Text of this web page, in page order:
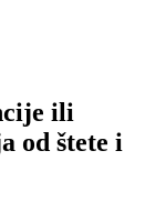
ili
od štete i